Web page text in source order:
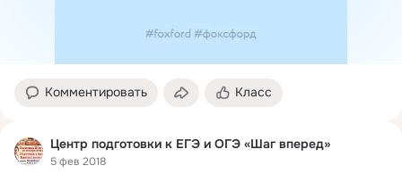
Комментировать Класс
Центр подготовки к ЕГЭ и ОГЭ «Шаг вперед»
5 фев 2018